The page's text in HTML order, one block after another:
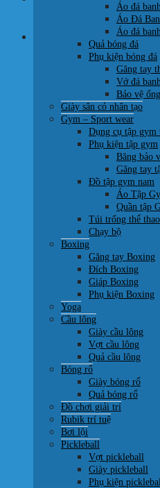
0707 22 77 93
Chưa có sản phẩm trong giỏ
Quay trở lại cửa hàng
Áo đá
Áo Đá
Áo đá
Quả bóng đá
Phụ kiện bóng đá
Găng tay
Vớ đá
Bảo vệ
Giày sân cỏ nhân tạo
Gym – Sport wear
Dụng cụ tập gym
Phụ kiện tập gym
Băng bảo
Găng tay
Đồ tập gym nam
Áo Tập
Quần tập
Túi trống thể thao
Chạy bộ
Boxing
Găng tay Boxing
Đích Boxing
Giáp Boxing
Phụ kiện Boxing
Yoga
Cầu lông
Giày cầu lông
Vợt cầu lông
Quả cầu lông
Bóng rổ
Giày bóng rổ
Quả bóng rổ
Đồ chơi giải trí
Rubik trí tuệ
Bơi lội
Pickleball
Vợt pickleball
Giày pickleball
Phụ kiện